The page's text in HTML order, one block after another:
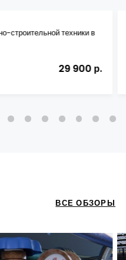
строительной техники в
29 900 р.
ВСЕ ОБЗОРЫ